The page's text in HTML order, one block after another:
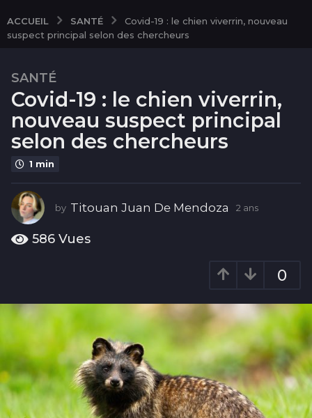
ACCUEIL SANTÉ
Covid-19 : le chien viverrin, nouveau
suspect principal selon des chercheurs
2
a
s
2
a
s
SANTÉ
Covid-19 : le chien viverrin,
nouveau suspect principal
selon des chercheurs
1 min
by Titouan Juan De Mendoza 2 ans
586 Vues
0